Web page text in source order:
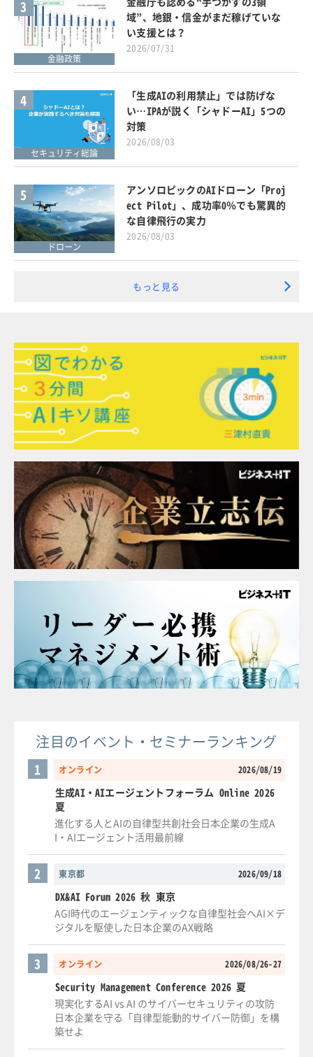
3
金融政策
域”、地銀・信金がまだ稼げていな
い支援とは？
2026/07/31
4
セキュリティ総論
「生成AIの利用禁止」では防げな
い…IPAが説く「シャドーAI」5つの
対策
2026/08/03
5
ドローン
アンソロピックのAIドローン「Proj
ect Pilot」、成功率0％でも驚異的
な自律飛行の実力
2026/08/03
もっと見る
注目のイベント・セミナーランキング
オンライン 2026/08/19
1
生成AI・AIエージェントフォーラム Online 2026
夏
進化する人とAIの自律型共創社会日本企業の生成A
I・AIエージェント活用最前線
東京都 2026/09/18
2
DX&AI Forum 2026 秋 東京
AGI時代のエージェンティックな自律型社会へAI×デ
ジタルを駆使した日本企業のAX戦略
オンライン 2026/08/26-27
3
Security Management Conference 2026 夏
現実化するAI vs AI のサイバーセキュリティの攻防
日本企業を守る「自律型能動的サイバー防御」を構
築せよ